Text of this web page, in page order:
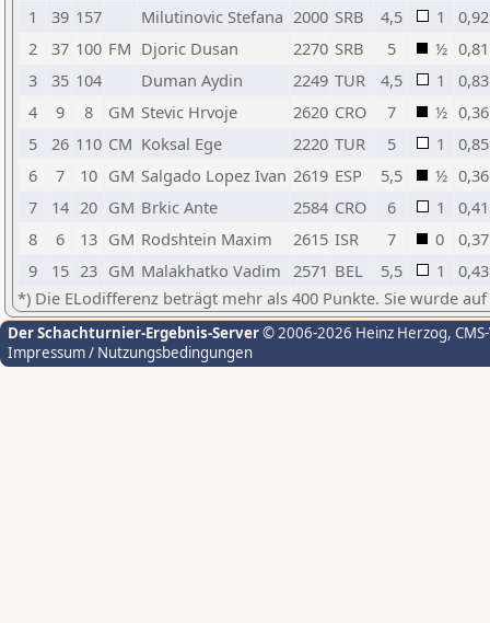
1
39 157 Milutinovic Stefana 2000 SRB 4,5 1
0,92
2
37 100 FM Djoric Dusan 2270 SRB 5 ½ 0,81
3
35 104 Duman Aydin 2249 TUR 4,5 1
0,83
4
9 8 GM Stevic Hrvoje 2620 CRO 7 ½ 0,36
5
26 110 CM Koksal Ege 2220 TUR 5 1
0,85
6
7 10 GM Salgado Lopez Ivan 2619 ESP 5,5 ½ 0,36
7
14 20 GM Brkic Ante 2584 CRO 6 1
0,41
8
6 13 GM Rodshtein Maxim 2615 ISR 7 0
0,37
9
15 23 GM Malakhatko Vadim 2571 BEL 5,5 1
0,43
*) Die ELodifferenz beträgt mehr als 400 Punkte. Sie wurde
Der Schachturnier-Ergebnis-Server© 2006-2026 Heinz Herzog,
Impressum / Nutzungsbedingungen